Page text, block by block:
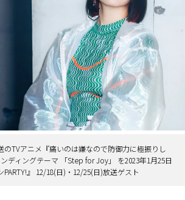
のTVアニメ『痛いのは嫌なので防御力に極振りし
ディングテーマ 「Step for Joy」 を2023年1月25日
』 12/18(日)・12/25(日)放送ゲスト